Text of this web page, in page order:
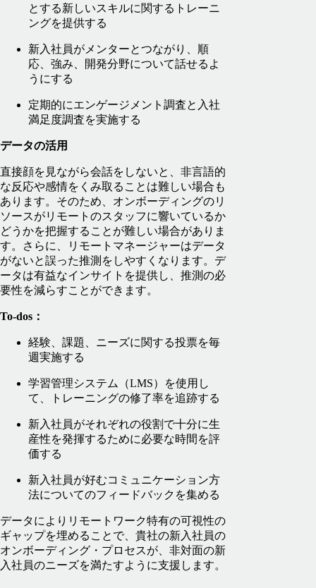
とする新しいスキルに関するトレーニ
ングを提供する
新入社員がメンターとつながり、順
応、強み、開発分野について話せるよ
うにする
定期的にエンゲージメント調査と入社
満足度調査を実施する
データの活用
直接顔を見ながら会話をしないと、非言語的
な反応や感情をくみ取ることは難しい場合も
あります。そのため、オンボーディングのリ
ソースがリモートのスタッフに響いているか
どうかを把握することが難しい場合がありま
す。さらに、リモートマネージャーはデータ
がないと誤った推測をしやすくなります。デ
ータは有益なインサイトを提供し、推測の必
要性を減らすことができます。
To-dos：
経験、課題、ニーズに関する投票を毎
週実施する
学習管理システム（LMS）を使用し
て、トレーニングの修了率を追跡する
新入社員がそれぞれの役割で十分に生
産性を発揮するために必要な時間を評
価する
新入社員が好むコミュニケーション方
法についてのフィードバックを集める
データによりリモートワーク特有の可視性の
ギャップを埋めることで、貴社の新入社員の
オンボーディング・プロセスが、非対面の新
入社員のニーズを満たすように支援します。